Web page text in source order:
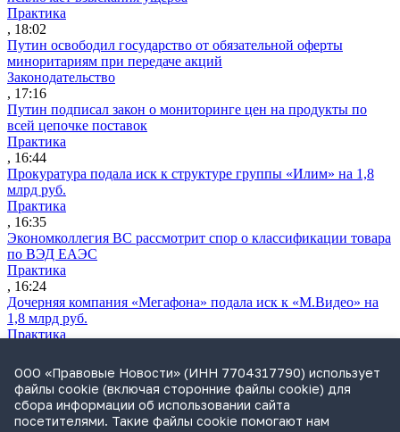
Практика
, 18:02
Путин освободил государство от обязательной оферты
миноритариям при передаче акций
Законодательство
, 17:16
Путин подписал закон о мониторинге цен на продукты по
всей цепочке поставок
Практика
, 16:44
Прокуратура подала иск к структуре группы «Илим» на 1,8
млрд руб.
Практика
, 16:35
Экономколлегия ВС рассмотрит спор о классификации товара
по ВЭД ЕАЭС
Практика
, 16:24
Дочерняя компания «Мегафона» подала иск к «М.Видео» на
1,8 млрд руб.
Практика
СИП проверит отмену патента на систему управления
устройствами после возражений «Яндекса»
Практика
, 15:17
ООО «Правовые Новости» (ИНН 7704317790) использует
файлы cookie (включая сторонние файлы cookie) для
сбора информации об использовании сайта
посетителями. Такие файлы cookie помогают нам